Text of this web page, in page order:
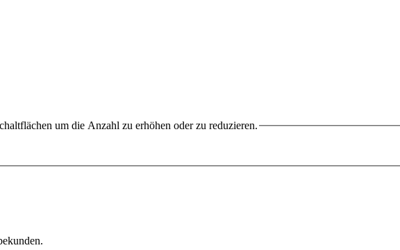
um die Anzahl zu erhöhen oder zu reduzieren.